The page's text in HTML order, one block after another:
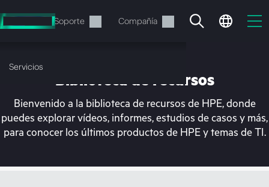
al
contenido
Soporte Compañía
Servicios
En estos momentos, tu
Biblioteca de recursos
Bienvenido a la biblioteca de recursos de HPE, donde
puedes explorar vídeos, informes, estudios de casos y más,
para conocer los últimos productos de HPE y temas de TI.